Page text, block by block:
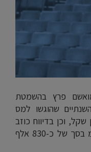
פרץ בהשמטת
השנתיים שהוגשו למס
של יותר מ-5.2 מיליון שקל, וכן בדיווח כוזב
בדוחותיו התקופתיים שהוגשו למע"מ בסך של כ-830 אלף